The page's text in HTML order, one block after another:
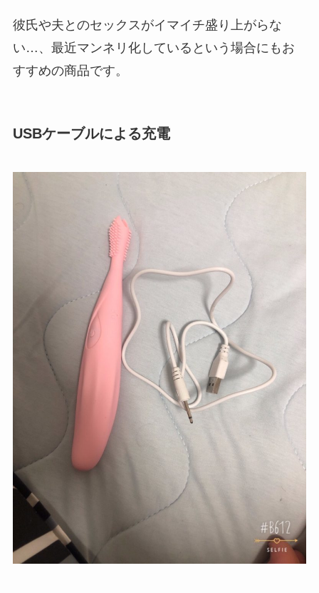
彼氏や夫とのセックスがイマイチ盛り上がらな
い…、最近マンネリ化しているという場合にもお
すすめの商品です。
USBケーブルによる充電